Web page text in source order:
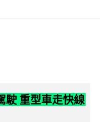
駛 重型車走快線